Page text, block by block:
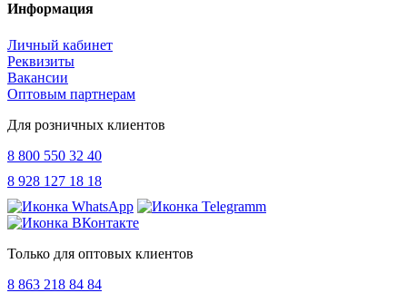
Информация
Личный кабинет
Реквизиты
Вакансии
Оптовым партнерам
Для розничных клиентов
8 800 550 32 40
8 928 127 18 18
Только для оптовых клиентов
8 863 218 84 84